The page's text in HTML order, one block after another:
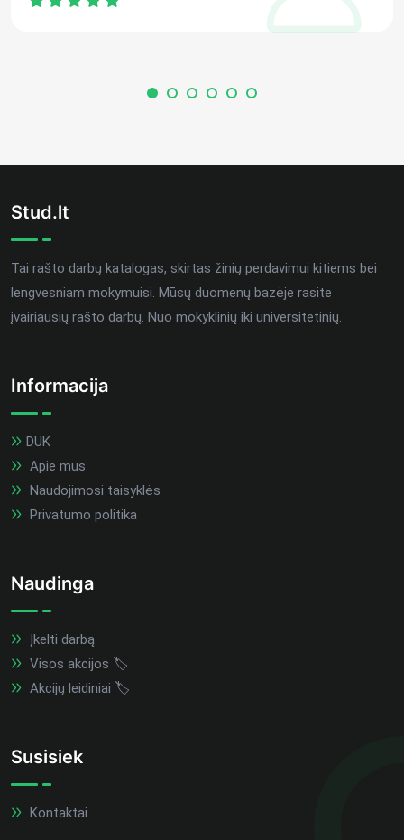
Stud.lt
Tai rašto darbų katalogas, skirtas žinių perdavimui kitiems bei
lengvesniam mokymuisi. Mūsų duomenų bazėje rasite
įvairiausių rašto darbų. Nuo mokyklinių iki universitetinių.
Informacija
DUK
Apie mus
Naudojimosi taisyklės
Privatumo politika
Naudinga
Įkelti darbą
Visos akcijos 🏷️
Akcijų leidiniai 🏷️
Susisiek
Kontaktai